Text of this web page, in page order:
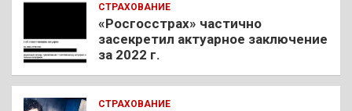
СТРАХОВАНИЕ
«Росгосстрах» частично
засекретил актуарное заключение
за 2022 г.
СТРАХОВАНИЕ